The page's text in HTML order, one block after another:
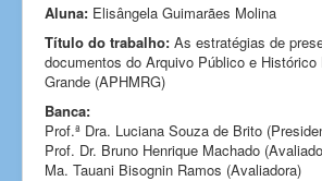
Aluna: Elisângela Guimarães Molina
Título do trabalho: As estratégias de
documentos do Arquivo Público e Histórico
Grande (APHMRG)
Banca:
Prof.ª Dra. Luciana Souza de Brito
Prof. Dr. Bruno Henrique Machado
Ma. Tauani Bisognin Ramos (Avaliadora)